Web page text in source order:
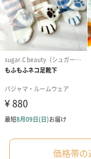
価格帯の